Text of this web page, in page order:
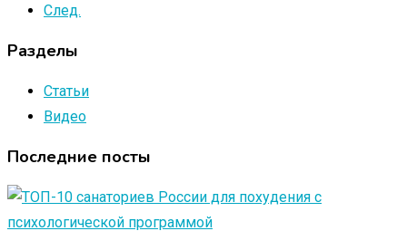
След.
Разделы
Статьи
Видео
Последние посты